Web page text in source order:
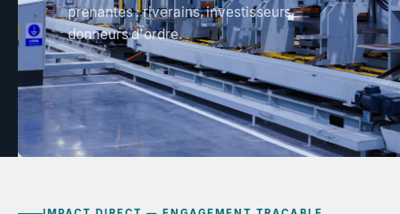
prenantes : riverains, investisseurs,
donneurs d'ordre.